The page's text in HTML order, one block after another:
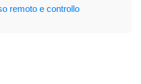
remoto e controllo